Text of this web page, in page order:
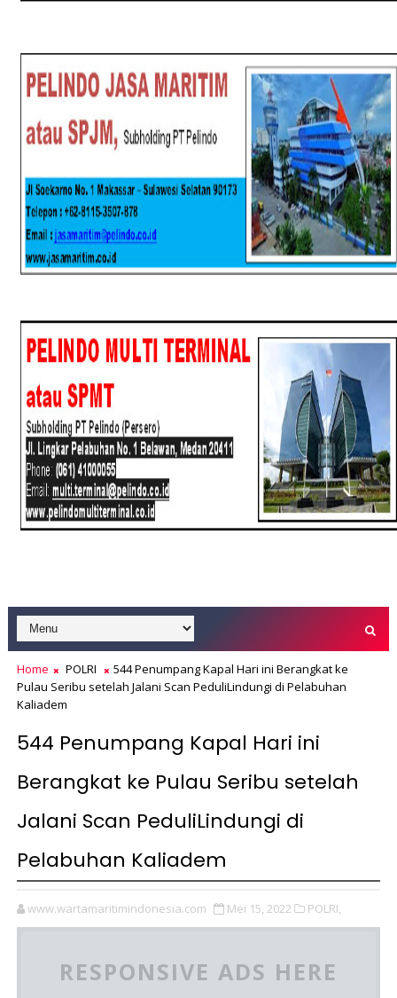
Home POLRI
544 Penumpang Kapal Hari ini Berangkat ke
Pulau Seribu setelah Jalani Scan PeduliLindungi di Pelabuhan
Kaliadem
544 Penumpang Kapal Hari ini
Berangkat ke Pulau Seribu setelah
Jalani Scan PeduliLindungi di
Pelabuhan Kaliadem
www.wartamaritimindonesia.com Mei 15, 2022 POLRI,
RESPONSIVE ADS HERE